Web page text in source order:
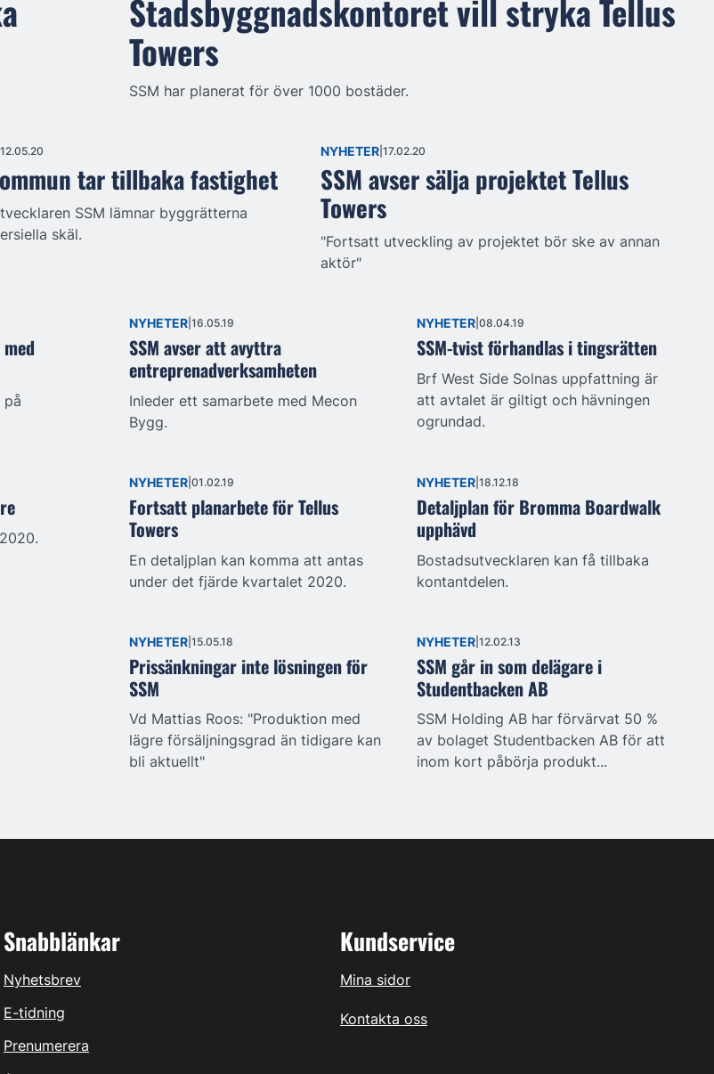
Stadsbyggnadskontoret vill stryka Tellus
Towers
SSM har planerat för över 1000 bostäder.
12.05.20
tar tillbaka fastighet
SSM lämnar byggrätterna
skäl.
NYHETER 17.02.20
SSM avser sälja projektet Tellus
Towers
"Fortsatt utveckling av projektet bör ske av annan
aktör"
på
NYHETER 16.05.19
SSM avser att avyttra
entreprenadverksamheten
Inleder ett samarbete med Mecon
Bygg.
NYHETER 08.04.19
SSM-tvist förhandlas i tingsrätten
Brf West Side Solnas uppfattning är
att avtalet är giltigt och hävningen
ogrundad.
NYHETER 01.02.19
Fortsatt planarbete för Tellus
Towers
En detaljplan kan komma att antas
under det fjärde kvartalet 2020.
NYHETER 18.12.18
Detaljplan för Bromma Boardwalk
upphävd
Bostadsutvecklaren kan få tillbaka
kontantdelen.
NYHETER 15.05.18
Prissänkningar inte lösningen för
SSM
Vd Mattias Roos: "Produktion med
lägre försäljningsgrad än tidigare kan
bli aktuellt"
NYHETER 12.02.13
SSM går in som delägare i
Studentbacken AB
SSM Holding AB har förvärvat 50 %
av bolaget Studentbacken AB för att
inom kort påbörja produkt...
Snabblänkar
Nyhetsbrev
E-tidning
Prenumerera
Kundservice
Mina sidor
Kontakta oss